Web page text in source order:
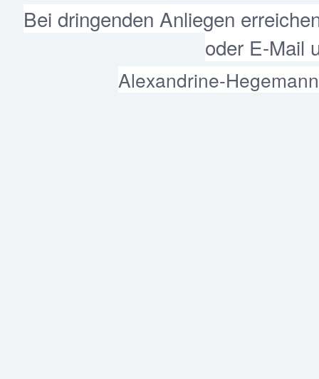
Bei dringenden Anliegen
oder E-Mail
Alexandrine-